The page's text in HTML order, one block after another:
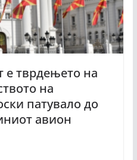
е тврдењето на
на
патувало до
авион